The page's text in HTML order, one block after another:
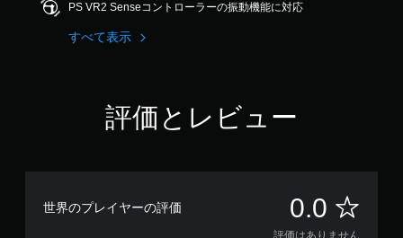
PS VR2 Senseコントローラーの振動機能に対応
すべて表示
評価とレビュー
世界のプレイヤーの評価 0.0 評
評価はありません